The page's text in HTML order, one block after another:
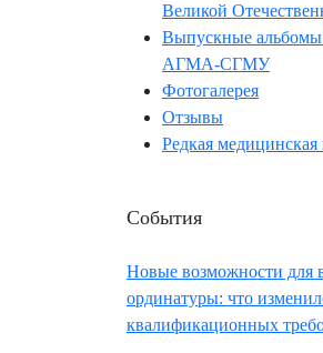
Великой
Выпускные
АГМА-СГМУ
Фотогалерея
Отзывы
Редкая медицинская
События
Новые возможности для
ординатуры: что
квалификационных